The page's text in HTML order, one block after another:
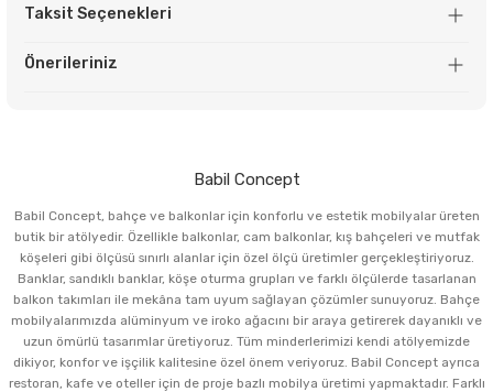
Taksit Seçenekleri
Önerileriniz
Babil Concept
Babil Concept, bahçe ve balkonlar için konforlu ve estetik mobilyalar üreten
butik bir atölyedir. Özellikle balkonlar, cam balkonlar, kış bahçeleri ve mutfak
köşeleri gibi ölçüsü sınırlı alanlar için özel ölçü üretimler gerçekleştiriyoruz.
Banklar, sandıklı banklar, köşe oturma grupları ve farklı ölçülerde tasarlanan
balkon takımları ile mekâna tam uyum sağlayan çözümler sunuyoruz. Bahçe
mobilyalarımızda alüminyum ve iroko ağacını bir araya getirerek dayanıklı ve
uzun ömürlü tasarımlar üretiyoruz. Tüm minderlerimizi kendi atölyemizde
dikiyor, konfor ve işçilik kalitesine özel önem veriyoruz. Babil Concept ayrıca
restoran, kafe ve oteller için de proje bazlı mobilya üretimi yapmaktadır. Farklı